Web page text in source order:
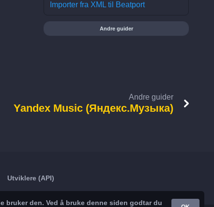
Importer fra XML til Beatport
Andre guider
Andre guider
Yandex Music (Яндекс.Музыка)
Utviklere (API)
den. Ved å bruke denne siden godtar du